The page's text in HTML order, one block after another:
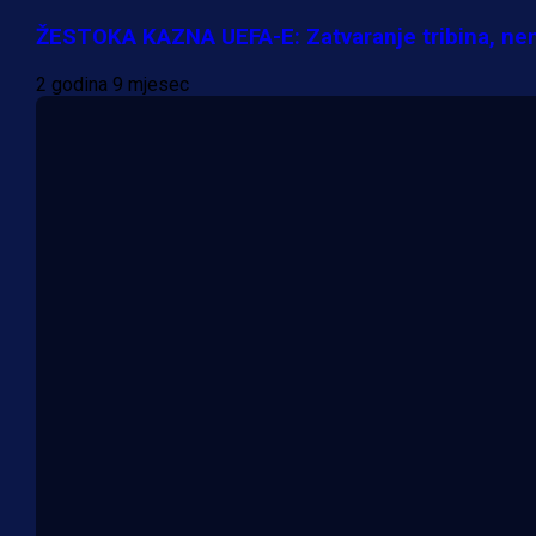
ŽESTOKA KAZNA UEFA-E: Zatvaranje tribina,
2 godina 9 mjesec